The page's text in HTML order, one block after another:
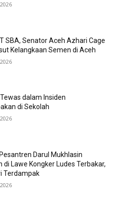
SBA, Senator Aceh Azhari Cage
Kelangkaan Semen di Aceh
dalam Insiden
di Sekolah
Darul Mukhlasin
di Lawe Kongker Ludes Terbakar,
Terdampak